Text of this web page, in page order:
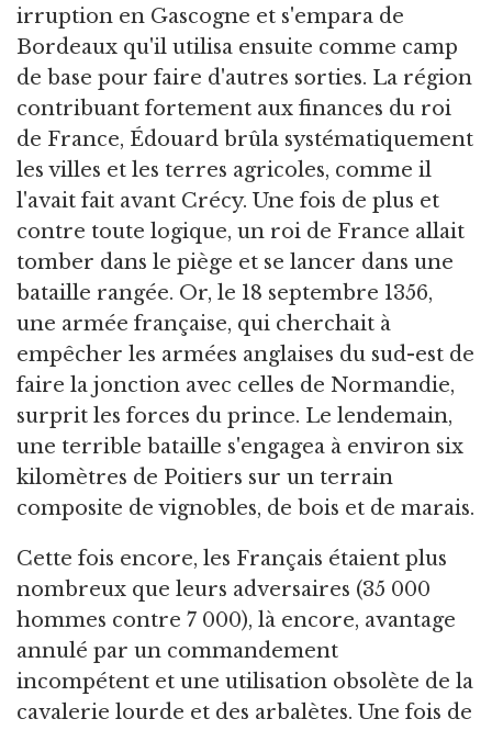
irruption en Gascogne et s'empara de
Bordeaux qu'il utilisa ensuite comme camp
de base pour faire d'autres sorties. La région
contribuant fortement aux finances du roi
de France, Édouard brûla systématiquement
les villes et les terres agricoles, comme il
l'avait fait avant Crécy. Une fois de plus et
contre toute logique, un roi de France allait
tomber dans le piège et se lancer dans une
bataille rangée. Or, le 18 septembre 1356,
une armée française, qui cherchait à
empêcher les armées anglaises du sud-est de
faire la jonction avec celles de Normandie,
surprit les forces du prince. Le lendemain,
une terrible bataille s'engagea à environ six
kilomètres de Poitiers sur un terrain
composite de vignobles, de bois et de marais.
Cette fois encore, les Français étaient plus
nombreux que leurs adversaires (35 000
hommes contre 7 000), là encore, avantage
annulé par un commandement
incompétent et une utilisation obsolète de la
cavalerie lourde et des arbalètes. Une fois de